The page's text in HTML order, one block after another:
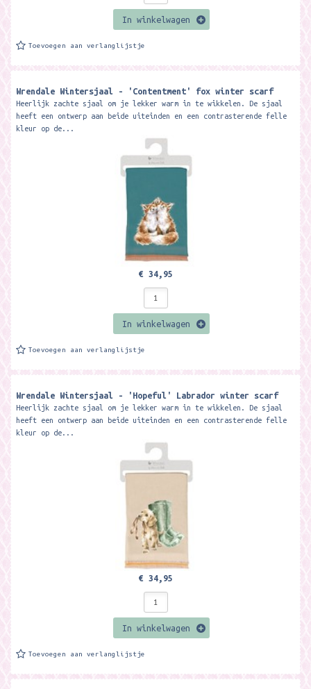
In winkelwagen
Toevoegen aan verlanglijstje
Wrendale Wintersjaal - 'Contentment' fox winter scarf
Heerlijk zachte sjaal om je lekker warm in te wikkelen. De sjaal
heeft een ontwerp aan beide uiteinden en een contrasterende felle
kleur op de...
€ 34,95
In winkelwagen
Toevoegen aan verlanglijstje
Wrendale Wintersjaal - 'Hopeful' Labrador winter scarf
Heerlijk zachte sjaal om je lekker warm in te wikkelen. De sjaal
heeft een ontwerp aan beide uiteinden en een contrasterende felle
kleur op de...
€ 34,95
In winkelwagen
Toevoegen aan verlanglijstje